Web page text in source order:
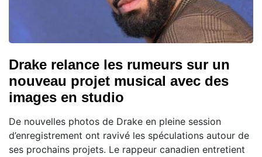
Drake relance les rumeurs sur un
nouveau projet musical avec des
images en studio
De nouvelles photos de Drake en pleine session
d’enregistrement ont ravivé les spéculations autour de
ses prochains projets. Le rappeur canadien entretient